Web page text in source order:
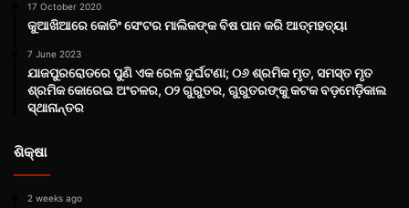
17 October 2020
କୁଆଖିଆରେ କୋଚିଂ ସେଂଟର ମାଲିକଙ୍କ ବିଷ ପାନ କରି ଆତ୍ମହତ୍ୟା
7 June 2023
ଯାଜପୁରରୋଡରେ ପୁଣି ଏକ ରେଳ ଦୁର୍ଘଟଣା; ୦୬ ଶ୍ରମିକ ମୃତ, ସମସ୍ତ ମୃତ
ଶ୍ରମିକ କୋରେଇ ଅଂଚଳର, ୦୨ ଗୁରୁତର, ଗୁରୁତରଙ୍କୁ କଟକ ବଡ଼ମେଡ଼ିକାଲ
ସ୍ଥାନାନ୍ତର
ଶିକ୍ଷା
2 weeks ago